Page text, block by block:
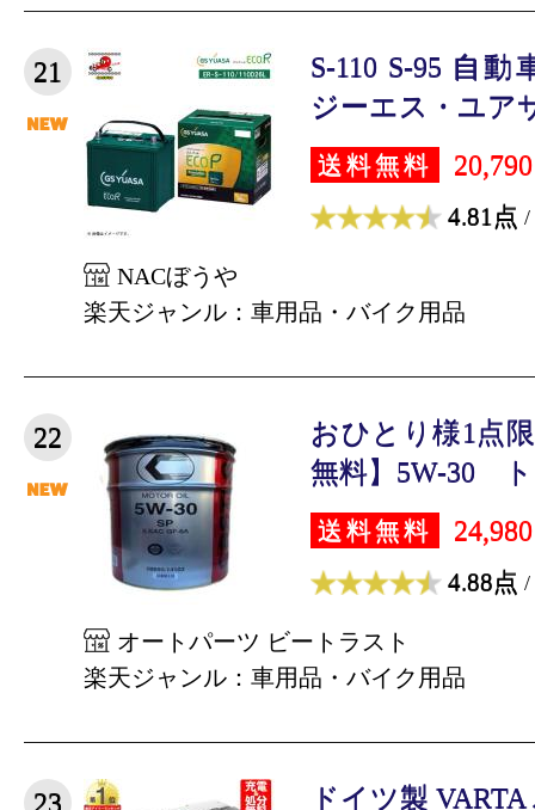
21
S-110 S-95 自
ジーエス・ユア
送料無料
4.81点 /
NACぼうや
楽天ジャンル：車用品・バイク用品
22
おひとり様1点
無料】5W-30
送料無料
4.88点 /
オートパーツ ビートラスト
楽天ジャンル：車用品・バイク用品
23 ドイツ製